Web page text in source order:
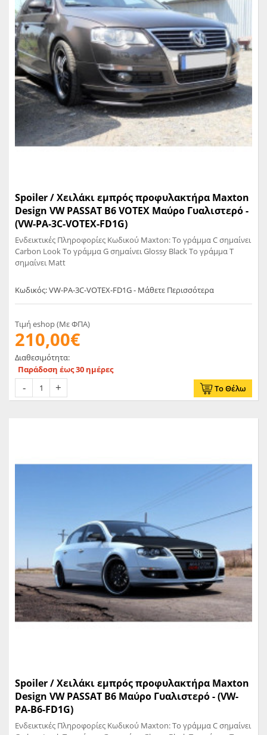
Spoiler / Χειλάκι εμπρός προφυλακτήρα Maxton
Design VW PASSAT B6 VOTEX Μαύρο Γυαλιστερό -
(VW-PA-3C-VOTEX-FD1G)
Ενδεικτικές Πληροφορίες Κωδικού Maxton: Το γράμμα C σημαίνει
Carbon Look Το γράμμα G σημαίνει Glossy Black Το γράμμα T
σημαίνει Matt
Κωδικός: VW-PA-3C-VOTEX-FD1G - Μάθετε Περισσότερα
Τιμή eshop (Με ΦΠΑ)
210,00€
Διαθεσιμότητα:
Παράδοση έως 30 ημέρες
Το Θέλω
Spoiler / Χειλάκι εμπρός προφυλακτήρα Maxton
Design VW PASSAT B6 Μαύρο Γυαλιστερό - (VW-
PA-B6-FD1G)
Ενδεικτικές Πληροφορίες Κωδικού Maxton: Το γράμμα C σημαίνει